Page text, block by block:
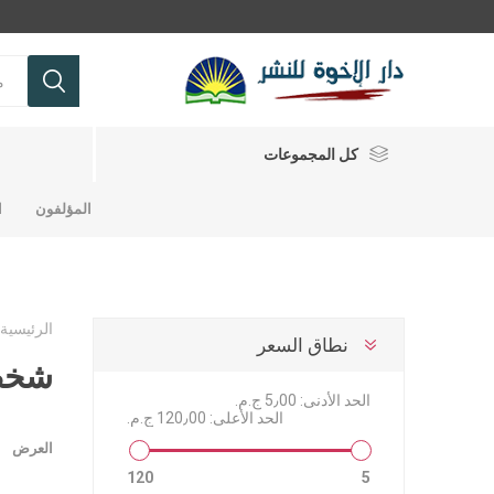
كل المجموعات
تفاسير
رموز من
مجلات ومجلدات
المؤلفون
الرئيسية
العرض
نطاق السعر
الحد الأدنى: 5٫00 ج.م.‏
الحد الأعلى: 120٫00 ج.م.‏
5
120